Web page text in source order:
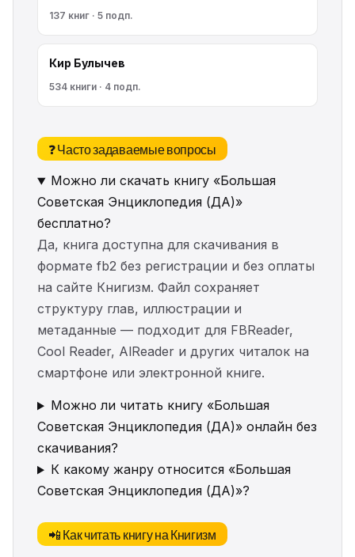
137 книг · 5 подп.
Кир Булычев
534 книги · 4 подп.
❓ Часто задаваемые вопросы
Можно ли скачать книгу «Большая
Советская Энциклопедия (ДА)»
бесплатно?
Да, книга доступна для скачивания в
формате fb2 без регистрации и без оплаты
на сайте Книгизм. Файл сохраняет
структуру глав, иллюстрации и
метаданные — подходит для FBReader,
Cool Reader, AlReader и других читалок на
смартфоне или электронной книге.
Можно ли читать книгу «Большая
Советская Энциклопедия (ДА)» онлайн без
скачивания?
К какому жанру относится «Большая
Советская Энциклопедия (ДА)»?
📲 Как читать книгу на Книгизм